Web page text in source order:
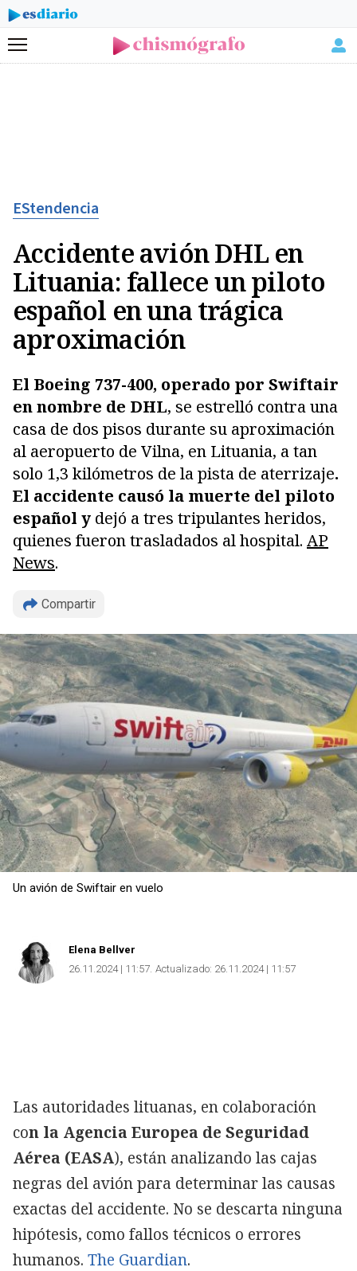
Menú
EStendencia
Accidente avión DHL en
Lituania: fallece un piloto
español en una trágica
aproximación
El Boeing 737-400, operado por Swiftair
en nombre de DHL, se estrelló contra una
casa de dos pisos durante su aproximación
al aeropuerto de Vilna, en Lituania, a tan
solo 1,3 kilómetros de la pista de aterrizaje.
El accidente causó la muerte del piloto
español y dejó a tres tripulantes heridos,
quienes fueron trasladados al hospital. AP
News.
Compartir
Un avión de Swiftair en vuelo
Elena Bellver
26.11.2024 | 11:57 Actualizado: 26.11.2024 | 11:57
Las autoridades lituanas, en colaboración
con la Agencia Europea de Seguridad
Aérea (EASA), están analizando las cajas
negras del avión para determinar las causas
exactas del accidente. No se descarta ninguna
hipótesis, como fallos técnicos o errores
humanos. The Guardian.